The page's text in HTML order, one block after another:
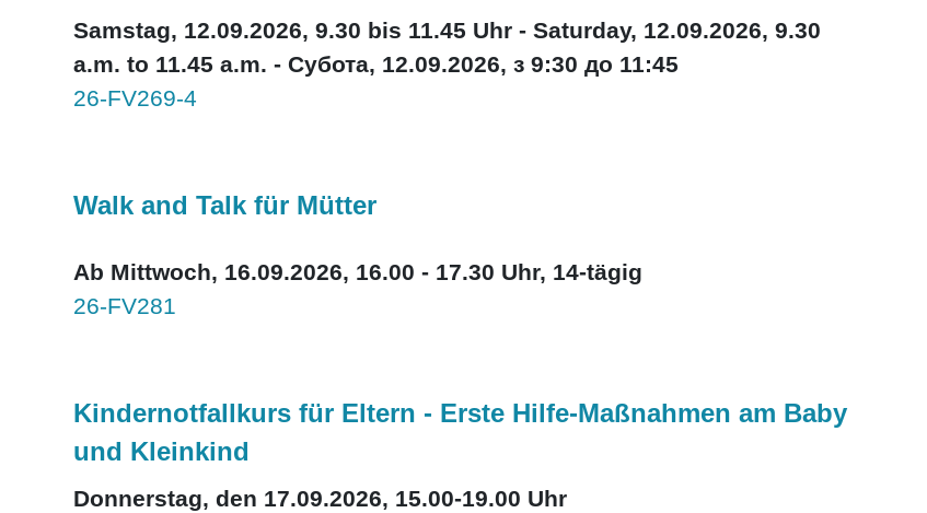
Samstag, 12.09.2026, 9.30 bis 11.45 Uhr - Saturday, 12.09.2026, 9.30
a.m. to 11.45 a.m. - Субота, 12.09.2026, з 9:30 до 11:45
26-FV269-4
Walk and Talk für Mütter
Ab Mittwoch, 16.09.2026, 16.00 - 17.30 Uhr, 14-tägig
26-FV281
Kindernotfallkurs für Eltern - Erste Hilfe-Maßnahmen am Baby
und Kleinkind
Donnerstag, den 17.09.2026, 15.00-19.00 Uhr